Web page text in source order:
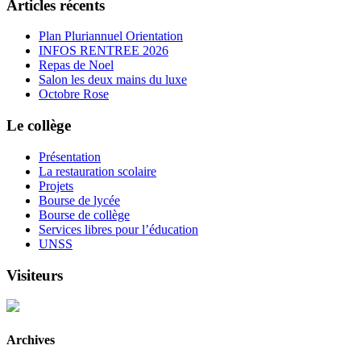
Articles récents
Plan Pluriannuel Orientation
INFOS RENTREE 2026
Repas de Noel
Salon les deux mains du luxe
Octobre Rose
Le collège
Présentation
La restauration scolaire
Projets
Bourse de lycée
Bourse de collège
Services libres pour l’éducation
UNSS
Visiteurs
Archives